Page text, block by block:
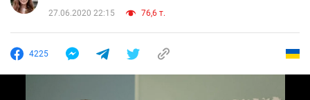
27.06.2020 22:15 76,6 т.
4225